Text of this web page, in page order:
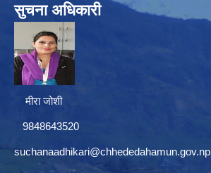
सुचना अधिकारी
मीरा जोशी
9848643520
suchanaadhikari@chhededahamun.gov.np